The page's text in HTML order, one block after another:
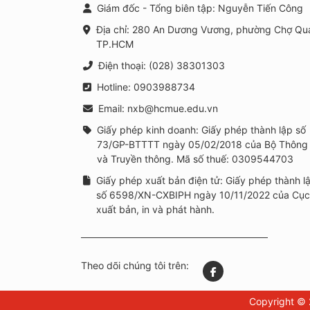
Giám đốc - Tổng biên tập: Nguyễn Tiến Công
Địa chỉ: 280 An Dương Vương, phường Chợ
TP.HCM
Điện thoại: (028) 38301303
Hotline: 0903988734
Email: nxb@hcmue.edu.vn
Giấy phép kinh doanh: Giấy phép thành lập số
73/GP-BTTTT ngày 05/02/2018 của Bộ Thông
và Truyền thông. Mã số thuế: 0309544703
Giấy phép xuất bản điện tử: Giấy phép thành
số 6598/XN-CXBIPH ngày 10/11/2022 của Cục
xuất bản, in và phát hành.
Theo dõi chúng tôi trên:
Copyright ©